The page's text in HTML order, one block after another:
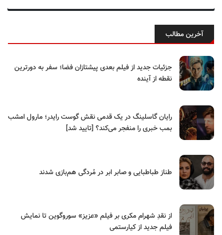
آخرین مطالب
جزئیات جدید از فیلم بعدی پیشتازان فضا؛ سفر به دورترین
نقطه از آینده
رایان گاسلینگ در یک قدمی نقش گوست رایدر؛ مارول امشب
بمب خبری را منفجر می‌کند؟ [تایید شد]
طناز طباطبایی و صابر ابر در مُردگی هم‌بازی شدند
از نقدِ شهرام مکری بر فیلم «عزیز» سوروگوین تا نمایش
فیلم جدید از کیارستمی